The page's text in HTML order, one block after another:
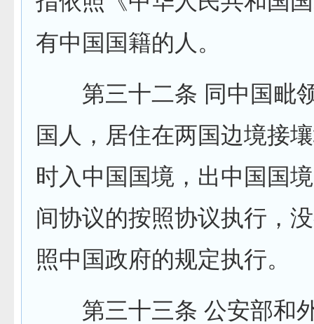
有中国国籍的人。
第三十二条 同中国毗
国人，居住在两国边境接
时入中国国境，出中国国
间协议的按照协议执行，
照中国政府的规定执行。
第三十三条 公安部和